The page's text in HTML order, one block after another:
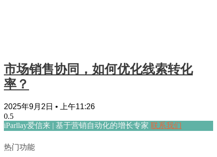
市场销售协同，如何优化线索转化
率？
2025年9月2日 上午11:26
iParllay爱信来 | 基于营销自动化的增长专家 联系我们
热门功能